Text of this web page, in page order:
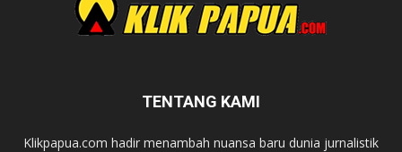
TENTANG KAMI
Klikpapua.com hadir menambah nuansa baru dunia jurnalistik